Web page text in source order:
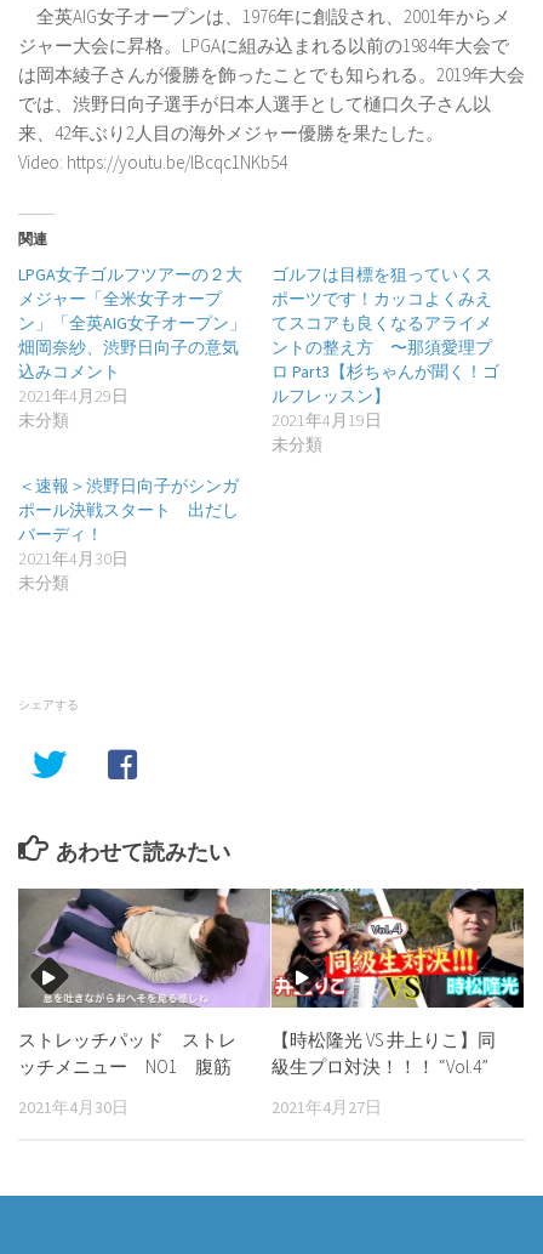
全英AIG女子オープンは、1976年に創設され、2001年からメ
ジャー大会に昇格。LPGAに組み込まれる以前の1984年大会で
は岡本綾子さんが優勝を飾ったことでも知られる。2019年大会
では、渋野日向子選手が日本人選手として樋口久子さん以
来、42年ぶり2人目の海外メジャー優勝を果たした。
Video: https://youtu.be/lBcqc1NKb54
関連
LPGA女子ゴルフツアーの２大
メジャー「全米女子オープ
ン」「全英AIG女子オープン」
畑岡奈紗、渋野日向子の意気
込みコメント
2021年4月29日
未分類
ゴルフは目標を狙っていくス
ポーツです！カッコよくみえ
てスコアも良くなるアライメ
ントの整え方 〜那須愛理プ
ロ Part3【杉ちゃんが聞く！ゴ
ルフレッスン】
2021年4月19日
未分類
＜速報＞渋野日向子がシンガ
ポール決戦スタート 出だし
バーディ！
2021年4月30日
未分類
シェアする
あわせて読みたい
ストレッチパッド ストレ
ッチメニュー NO1 腹筋
2021年4月30日
【時松隆光 VS 井上りこ】同
級生プロ対決！！！ “Vol.4”
2021年4月27日